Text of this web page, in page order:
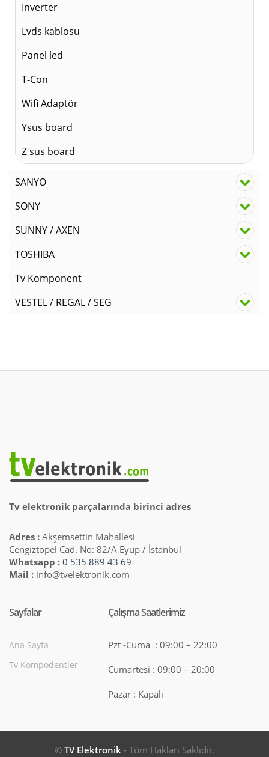
Inverter
Lvds kablosu
Panel led
T-Con
Wifi Adaptör
Ysus board
Z sus board
SANYO
SONY
SUNNY / AXEN
TOSHIBA
Tv Komponent
VESTEL / REGAL / SEG
Tv elektronik parçalarında birinci adres
Adres : Akşemsettin Mahallesi
Cengiztopel Cad. No: 82/A Eyüp / İstanbul
Whatsapp : 0 535 889 43 69
Mail : info@tvelektronik.com
Sayfalar
Ana Sayfa
Tv Kompodentler
Çalışma Saatlerimiz
Pzt -Cuma : 09:00 – 22:00
Cumartesi : 09:00 – 20:00
Pazar : Kapalı
© TV Elektronik- Tüm Hakları Saklıdır.